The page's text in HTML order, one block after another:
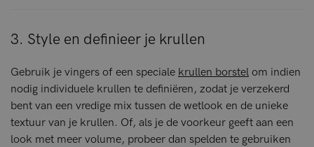
3. Style en definieer je krullen
Gebruik je vingers of een speciale krullen borstel om indien
nodig individuele krullen te definiëren, zodat je verzekerd
bent van een vredige mix tussen de wetlook en de unieke
textuur van je krullen. Of, als je de voorkeur geeft aan een
look met meer volume, probeer dan spelden te gebruiken